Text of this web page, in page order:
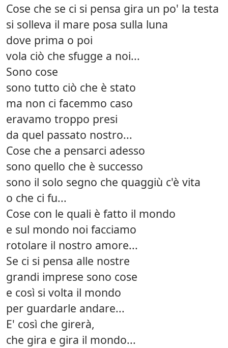
Cose che se ci si pensa gira un po' la testa
si solleva il mare posa sulla luna
dove prima o poi
vola ciò che sfugge a noi...
Sono cose
sono tutto ciò che è stato
ma non ci facemmo caso
eravamo troppo presi
da quel passato nostro...
Cose che a pensarci adesso
sono quello che è successo
sono il solo segno che quaggiù c'è vita
o che ci fu...
Cose con le quali è fatto il mondo
e sul mondo noi facciamo
rotolare il nostro amore...
Se ci si pensa alle nostre
grandi imprese sono cose
e così si volta il mondo
per guardarle andare...
E' così che girerà,
che gira e gira il mondo...